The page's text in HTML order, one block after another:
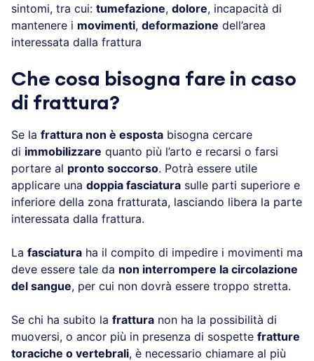
sintomi, tra cui: tumefazione, dolore, incapacità di
mantenere i movimenti, deformazione dell’area
interessata dalla frattura
Che cosa bisogna fare in caso
di frattura?
Se la frattura non è esposta bisogna cercare
di immobilizzare quanto più l’arto e recarsi o farsi
portare al pronto soccorso. Potrà essere utile
applicare una doppia fasciatura sulle parti superiore e
inferiore della zona fratturata, lasciando libera la parte
interessata dalla frattura.
La fasciatura ha il compito di impedire i movimenti ma
deve essere tale da non interrompere la circolazione
del sangue, per cui non dovrà essere troppo stretta.
Se chi ha subito la frattura non ha la possibilità di
muoversi, o ancor più in presenza di sospette fratture
toraciche o vertebrali, è necessario chiamare al più